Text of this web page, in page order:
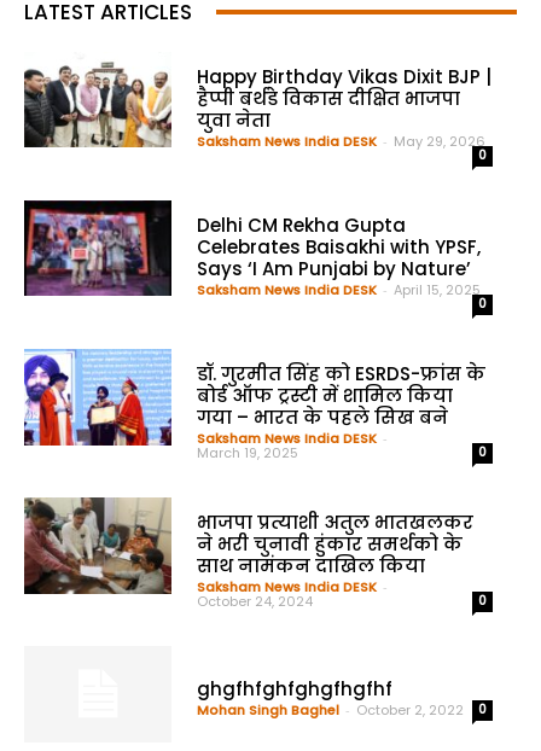
LATEST ARTICLES
Happy Birthday Vikas Dixit BJP |
हैप्पी बर्थडे विकास दीक्षित भाजपा
युवा नेता
Saksham News India DESK - May 29, 2026
0
Delhi CM Rekha Gupta
Celebrates Baisakhi with YPSF,
Says ‘I Am Punjabi by Nature’
Saksham News India DESK - April 15, 2025
0
डॉ. गुरमीत सिंह को ESRDS-फ्रांस के
बोर्ड ऑफ ट्रस्टी में शामिल किया
गया – भारत के पहले सिख बने
Saksham News India DESK -
March 19, 2025 0
भाजपा प्रत्याशी अतुल भातखलकर
ने भरी चुनावी हुंकार समर्थको के
साथ नामंकन दाखिल किया
Saksham News India DESK -
October 24, 2024 0
ghgfhfghfghgfhgfhf
Mohan Singh Baghel - October 2, 2022 0